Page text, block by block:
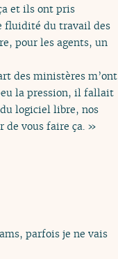
et ils ont pris
fluidité du travail des
pour les agents, un
des ministères m’ont
la pression, il fallait
logiciel libre, nos
de vous faire ça. »
parfois je ne vais